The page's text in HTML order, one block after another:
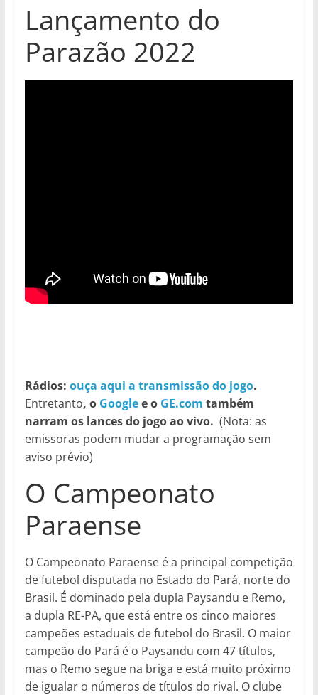
Lançamento do
Parazão 2022
Rádios: ouça aqui a transmissão do jogo.
Entretanto, o Googlee o GE.com também
narram os lances do jogo ao vivo. (Nota: as
emissoras podem mudar a programação sem
aviso prévio)
O Campeonato
Paraense
O Campeonato Paraense é a principal competição
de futebol disputada no Estado do Pará, norte do
Brasil. É dominado pela dupla Paysandu e Remo,
a dupla RE-PA, que está entre os cinco maiores
campeões estaduais de futebol do Brasil. O maior
campeão do Pará é o Paysandu com 47 títulos,
mas o Remo segue na briga e está muito próximo
de igualar o números de títulos do rival. O clube